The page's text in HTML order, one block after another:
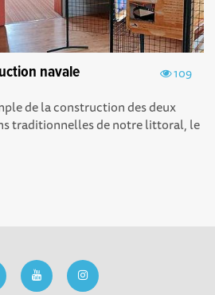
109
navale
de la construction des deux
traditionnelles de notre littoral, le